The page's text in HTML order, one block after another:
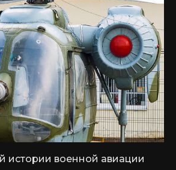
истории военной авиации